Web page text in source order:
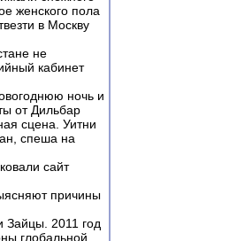
женского пола
в Москву
не
кабинет
ночь и
от Дильбар
сцена. Уитни
спеша на
сайт
причины
Зайцы. 2011 год
глобальной